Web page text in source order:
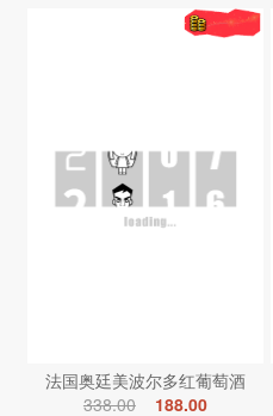
法国奥廷美波尔多红葡萄酒
338.00
188.00